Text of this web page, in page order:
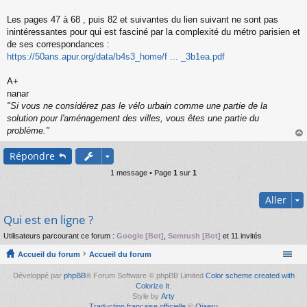
s
a
g
e
n
n
u
Les pages 47 à 68 , puis 82 et suivantes du lien suivant ne sont pas
inintéressantes pour qui est fasciné par la complexité du métro parisien et
de ses correspondances :
https://50ans.apur.org/data/b4s3_home/f ... _3b1ea.pdf
A+
nanar
"Si vous ne considérez pas le vélo urbain comme une partie de la
solution pour l'aménagement des villes, vous êtes une partie du
problème."
au
Répondre
1 message • Page 1 sur 1
Aller
Qui est en ligne ?
Utilisateurs parcourant ce forum : Google [Bot] Semrush [Bot] et 11 invités
Accueil du forum Accueil du forum
Développé par phpBB® Forum Software © phpBB Limited Color scheme created with
Colorize It
Style by Arty